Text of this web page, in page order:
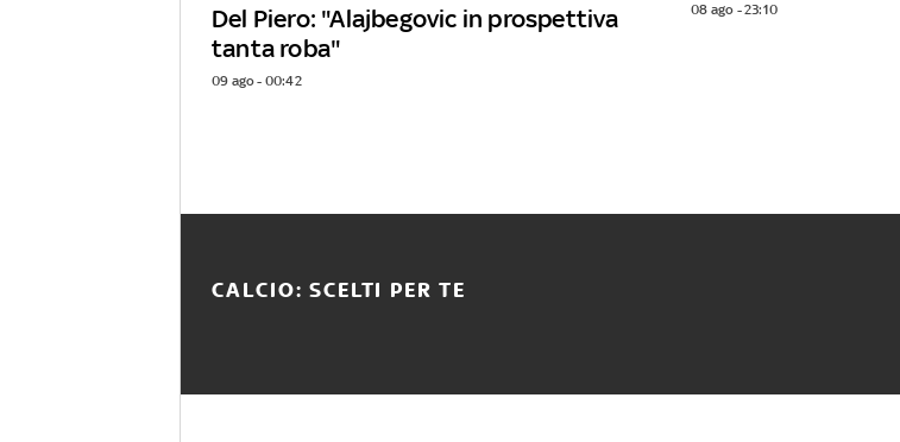
Del Piero: "Alajbegovic in prospettiva
tanta roba"
09 ago - 00:42
08 ago - 23:10
CALCIO: SCELTI PER TE